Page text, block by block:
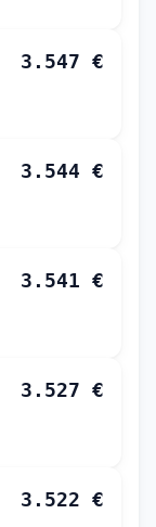
3.547 €
3.544 €
3.541 €
3.527 €
3.522 €